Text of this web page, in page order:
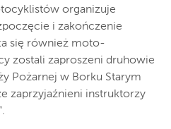
organizuje
i zakończenie
się również moto-
zostali zaproszeni druhowie
Pożarnej w Borku Starym
zaprzyjaźnieni instruktorzy